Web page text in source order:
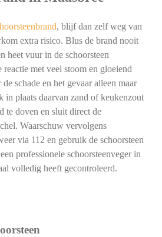
, blijf dan zelf weg van
extra risico. Blus de brand nooit
heet vuur in de schoorsteen
reactie met veel stoom en gloeiend
schade en het gevaar alleen maar
in plaats daarvan zand of keukenzout
te doven en sluit direct de
Waarschuw vervolgens
via 112 en gebruik de schoorsteen
professionele schoorsteenveger in
volledig heeft gecontroleerd.